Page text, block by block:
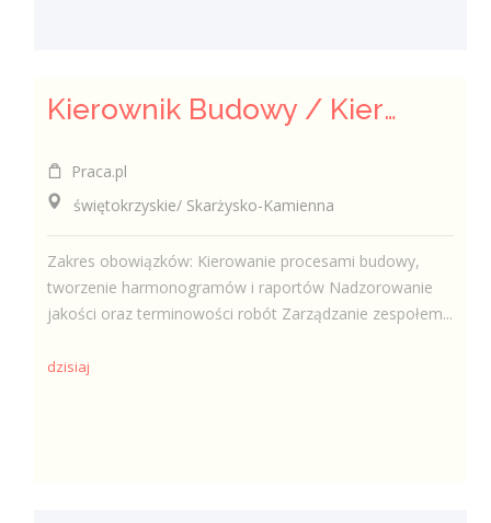
Kierownik Budowy / Kierowniczka Budowy
Praca.pl
świętokrzyskie/ Skarżysko-Kamienna
Zakres obowiązków: Kierowanie procesami budowy,
tworzenie harmonogramów i raportów Nadzorowanie
jakości oraz terminowości robót Zarządzanie zespołem...
dzisiaj